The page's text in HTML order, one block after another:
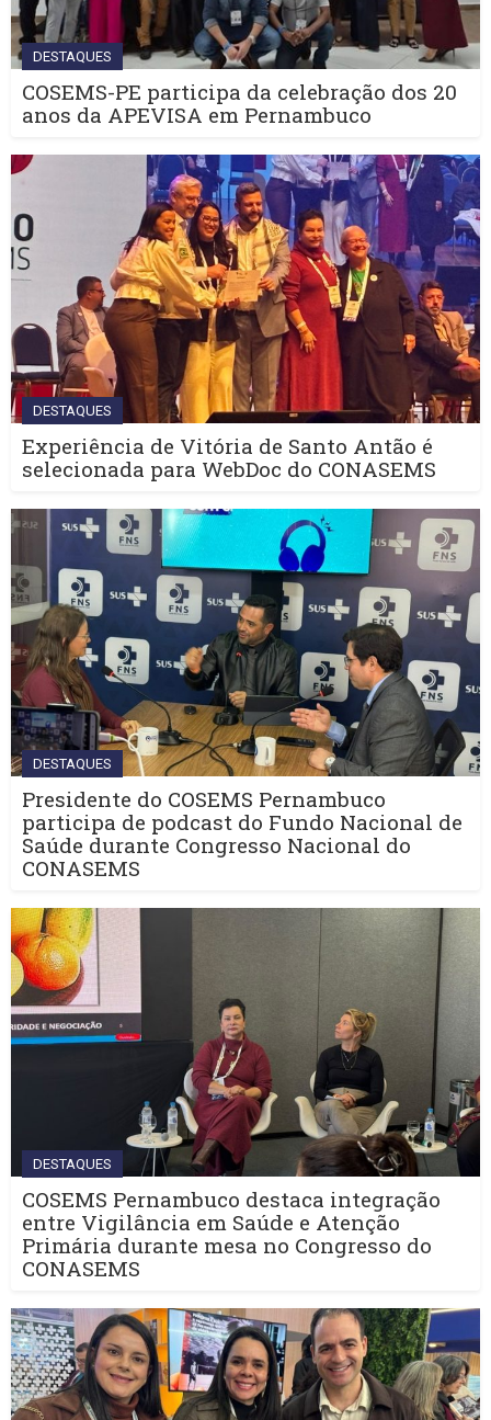
DESTAQUES
COSEMS-PE participa da celebração dos 20
anos da APEVISA em Pernambuco
DESTAQUES
Experiência de Vitória de Santo Antão é
selecionada para WebDoc do CONASEMS
DESTAQUES
Presidente do COSEMS Pernambuco
participa de podcast do Fundo Nacional de
Saúde durante Congresso Nacional do
CONASEMS
DESTAQUES
COSEMS Pernambuco destaca integração
entre Vigilância em Saúde e Atenção
Primária durante mesa no Congresso do
CONASEMS